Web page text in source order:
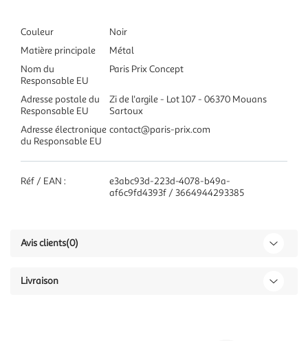
Couleur
Noir
Matière principale
Métal
Nom du
Responsable EU
Paris Prix Concept
Adresse postale du
Responsable EU
Zi de l'argile - Lot 107 - 06370 Mouans
Sartoux
Adresse électronique
du Responsable EU
contact@paris-prix.com
Réf / EAN :
e3abc93d-223d-4078-b49a-
af6c9fd4393f / 3664944293385
Avis clients(0)
Livraison